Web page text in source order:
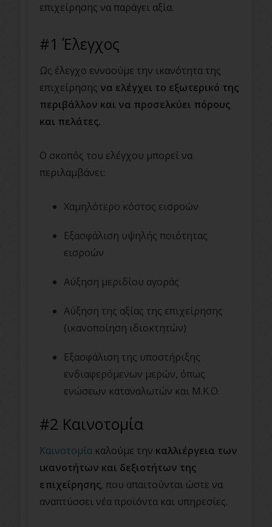
επιχείρησης να παράγει αξία.
#1 Έλεγχος
Ως έλεγχο εννοούμε την ικανότητα της
επιχείρησης να ελέγχει το εξωτερικό της
περιβάλλον και να προσελκύει πόρους
και πελάτες.
Ο σκοπός του ελέγχου μπορεί να
περιλαμβάνει:
Χαμηλότερο κόστος εισροών
Εξασφάλιση υψηλής ποιότητας
εισροών
Αύξηση μεριδίου αγοράς
Αύξηση της αξίας της επιχείρησης
(ικανοποίηση ιδιοκτητών)
Εξασφάλιση της υποστήριξης
ενδιαφερόμενων μερών, όπως
ενώσεων καταναλωτών και Μ.Κ.Ο.
#2 Καινοτομία
Καινοτομία καλούμε την καλλιέργεια των
ικανοτήτων και δεξιοτήτων της
επιχείρησης, που απαιτούνται ώστε να
αναπτύσσει νέα προϊόντα και υπηρεσίες.